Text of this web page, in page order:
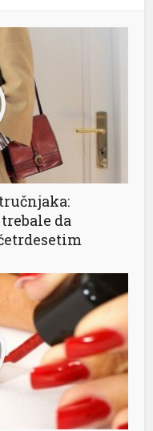
da